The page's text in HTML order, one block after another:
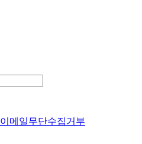
이메일무단수집거부